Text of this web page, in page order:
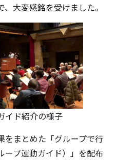
大変感銘を受けました。
ド紹介の様子
をまとめた「グループで行
ープ運動ガイド）」を配布